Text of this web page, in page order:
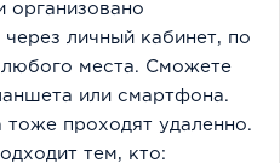
организовано
личный кабинет, по
места. Сможете
или смартфона.
проходят удаленно.
тем, кто: